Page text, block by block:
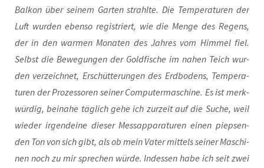
Bal­kon über sei­nem Gar­ten strahl­te. Die Tem­pe­ra­tu­ren der
Luft wur­den eben­so regis­triert, wie die Men­ge des Regens,
der in den war­men Mona­ten des Jah­res vom Him­mel fiel.
Selbst die Bewe­gun­gen der Gold­fi­sche im nahen Teich wur­
den ver­zeich­net, Erschüt­te­run­gen des Erd­bo­dens, Tem­pe­ra­
tu­ren der Pro­zes­so­ren sei­ner Com­pu­ter­ma­schi­ne. Es ist merk­
wür­dig, bei­na­he täg­lich gehe ich zur­zeit auf die Suche, weil
wie­der irgend­ei­ne die­ser Mess­ap­pa­ra­tu­ren einen piep­sen­
den Ton von sich gibt, als ob mein Vater mit­tels sei­ner Maschi­
nen noch zu mir spre­chen wür­de. Indes­sen habe ich seit zwei